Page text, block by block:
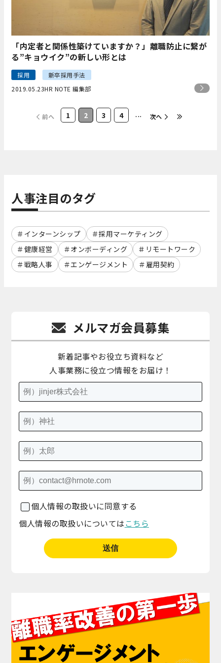
「内定者と関係性築けていますか？」離職防止に繋が
る”キョウイク”の新しい形とは
採用
新卒採用手法
2019.05.23HR NOTE 編集部
前へ 1 2 3 4 ... 次へ
人事注目のタグ
インターンシップ
採用マーケティング
健康経営
オンボーディング
リモートワーク
戦略人事
エンゲージメント 雇用契約
メルマガ会員募集
新着記事やお役立ち資料など
人事業務に役立つ情報をお届け！
個人情報の取扱いに同意する
個人情報の取扱いについては こちら